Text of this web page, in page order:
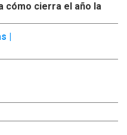
cómo cierra el año la
|